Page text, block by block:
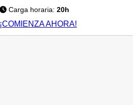
Carga horaria: 20h
¡COMIENZA AHORA!